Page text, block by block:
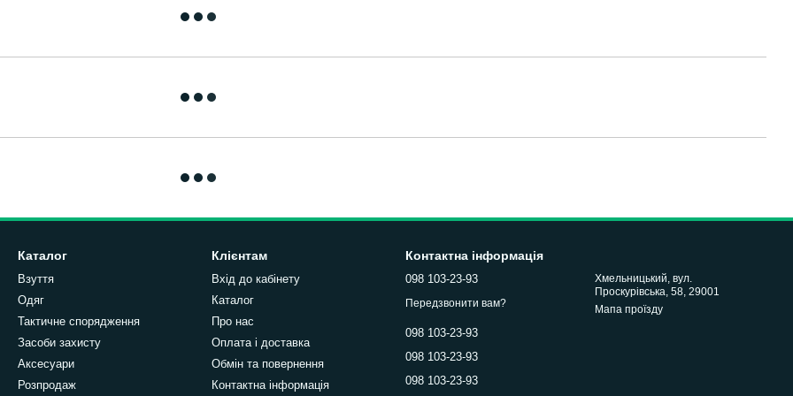
Каталог
Взуття
Одяг
Тактичне спорядження
Засоби захисту
Аксесуари
Розпродаж
Клієнтам
Вхід до кабінету
Каталог
Про нас
Оплата і доставка
Обмін та повернення
Контактна інформація
Контактна інформація
098 103-23-93
Передзвонити вам?
098 103-23-93
098 103-23-93
098 103-23-93
Хмельницький, вул.
Проскурівська, 58, 29001
Мапа проїзду